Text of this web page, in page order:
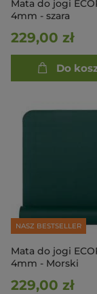
Mata do jogi
4mm - szara
229,00 zł
Do
NASZ BESTSELLER
Mata do jogi
4mm - Morski
229,00 zł